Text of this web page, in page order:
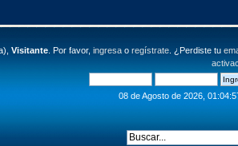
Visitante. Por favor, ingresao regístrate. ¿Perdiste tu
08 de Agosto de 2026,